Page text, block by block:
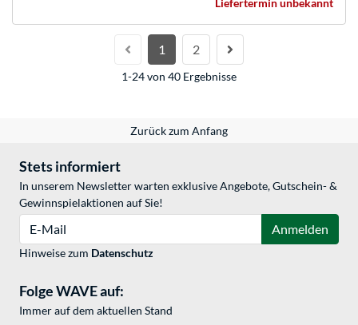
Liefertermin unbekannt
1 2
1-24 von 40 Ergebnisse
Zurück zum Anfang
Stets informiert
In unserem Newsletter warten exklusive Angebote, Gutschein- &
Gewinnspielaktionen auf Sie!
Anmelden
Hinweise zum Datenschutz
Folge WAVE auf:
Immer auf dem aktuellen Stand